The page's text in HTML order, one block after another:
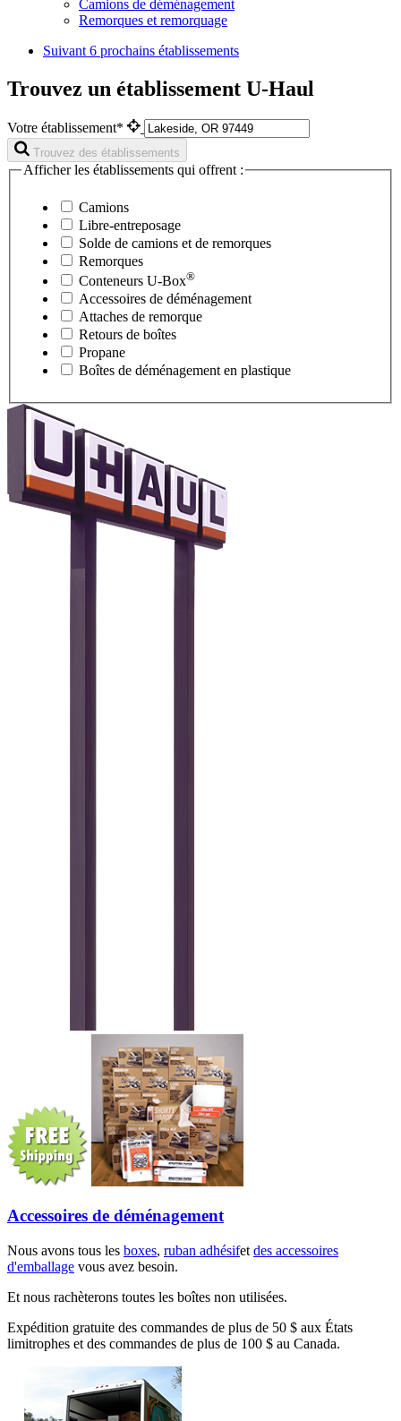
Camions de déménagement
Remorques et remorquage
Suivant 6 prochains établissements
Trouvez un établissement U-Haul
Votre établissement*
Trouvez des établissements
Afficher les établissements qui offrent :
Camions
Libre-entreposage
Solde de camions et de remorques
Remorques
Conteneurs U-Box®
Accessoires de déménagement
Attaches de remorque
Retours de boîtes
Propane
Boîtes de déménagement en plastique
Accessoires de déménagement
Nous avons tous les boxes, ruban adhésifet des accessoires
d'emballage vous avez besoin.
Et nous rachèterons toutes les boîtes non utilisées.
Expédition gratuite des commandes de plus de 50 $ aux États
limitrophes et des commandes de plus de 100 $ au Canada.